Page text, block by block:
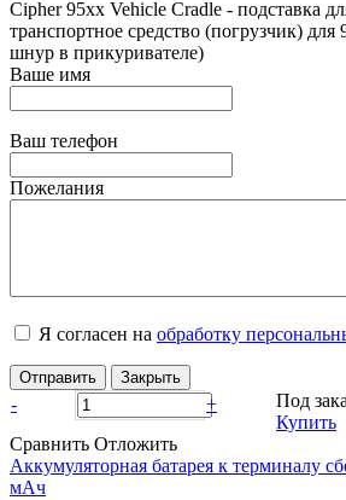
Cipher 95xx Vehicle Cradle - подставка
транспортное средство (погрузчик) для
шнур в прикуривателе)
Ваше имя
Ваш телефон
Пожелания
Я согласен на обработку
Отправить Закрыть
- +
Под
Купить
Сравнить Отложить
Аккумуляторная батарея к терминалу
мАч